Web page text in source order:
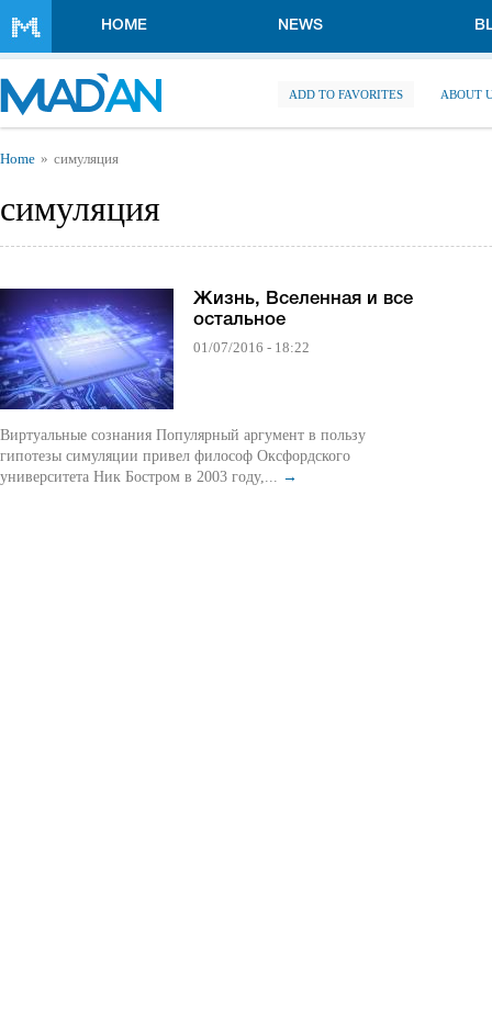
HOME NEWS
ADD TO FAVORITES ABOUT
You are here
Home симуляция
симуляция
Жизнь, Вселенная и все
остальное
01/07/2016 - 18:22
Виртуальные сознания Популярный аргумент в пользу
гипотезы симуляции привел философ Оксфордского
университета Ник Бостром в 2003 году,... →